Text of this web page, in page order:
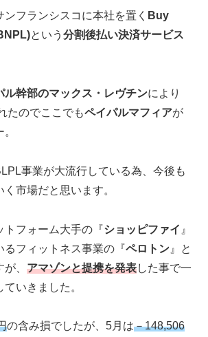
フランシスコに本社を置く Buy
という 分割後払い決済サービス
ル幹部のマックス・レヴチンにより
たのでここでもペイパルマフィアが
事業が大流行している為、今後も
市場だと思います。
トフォーム大手の『ショッピファイ 』
るフィットネス事業の『ペロトン 』と
、 アマゾンと提携を発表した事で一
いきました。
の含み損でしたが、5月は－148,506